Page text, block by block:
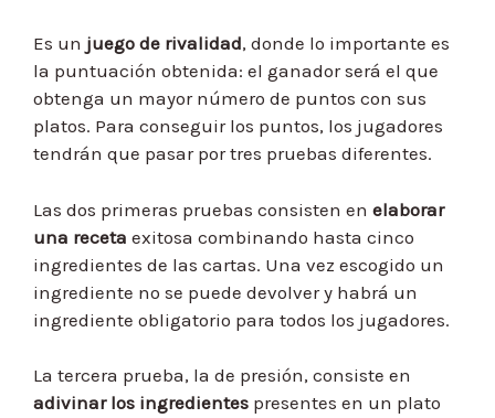
Es un juego de rivalidad, donde lo importante es
la puntuación obtenida: el ganador será el que
obtenga un mayor número de puntos con sus
platos. Para conseguir los puntos, los jugadores
tendrán que pasar por tres pruebas diferentes.
Las dos primeras pruebas consisten en elaborar
una receta exitosa combinando hasta cinco
ingredientes de las cartas. Una vez escogido un
ingrediente no se puede devolver y habrá un
ingrediente obligatorio para todos los jugadores.
La tercera prueba, la de presión, consiste en
adivinar los ingredientes presentes en un plato